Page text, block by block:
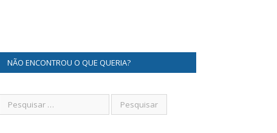
NÃO ENCONTROU O QUE QUERIA?